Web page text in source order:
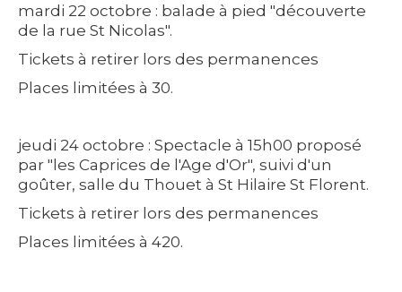
mardi 22 octobre : balade à pied "découverte
de la rue St Nicolas".
Tickets à retirer lors des permanences
Places limitées à 30.
jeudi 24 octobre : Spectacle à 15h00 proposé
par "les Caprices de l'Age d'Or", suivi d'un
goûter, salle du Thouet à St Hilaire St Florent.
Tickets à retirer lors des permanences
Places limitées à 420.